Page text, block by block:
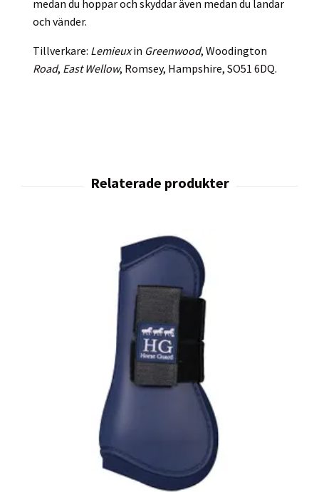
medan du hoppar och skyddar även medan du landar
och vänder.
Tillverkare: Lemieuxin Greenwood, Woodington
Road, East Wellow, Romsey, Hampshire, SO51 6DQ.